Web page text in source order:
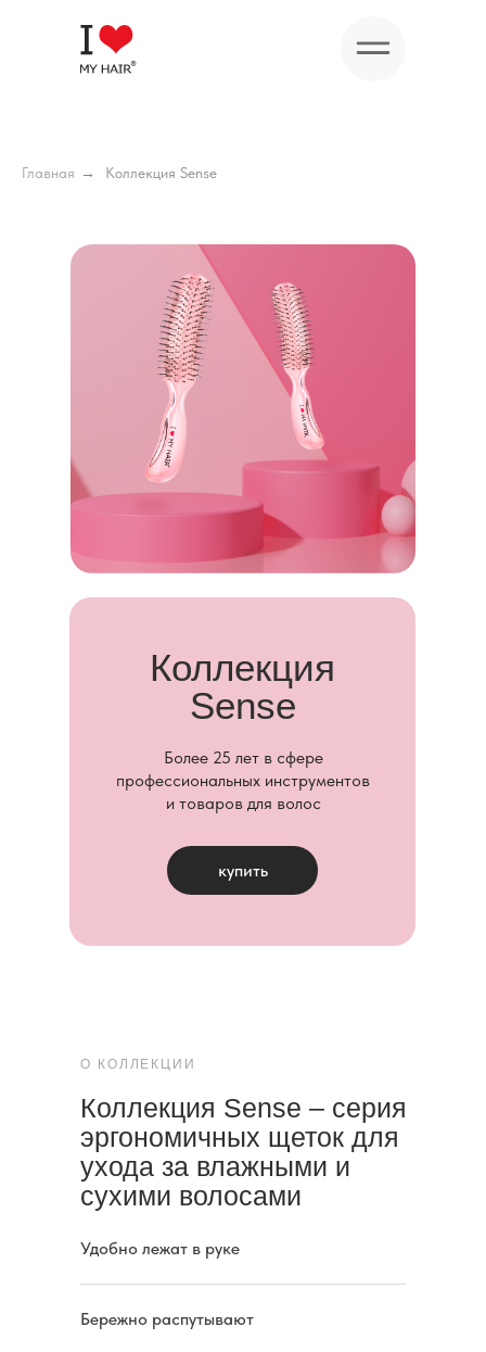
Главная → Коллекция Sense
Коллекция
Sense
Более 25 лет в сфере
профессиональных инструментов
и товаров для волос
купить
Удобно лежат в руке
Бережно распутывают
Коллекция Sense – серия
эргономичных щеток для
ухода за влажными и
сухими волосами
О КОЛЛЕКЦИИ